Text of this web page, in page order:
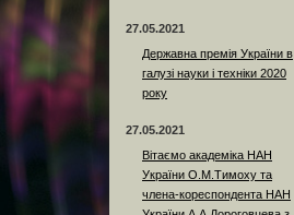
27.05.2021
Державна премія України в
галузі науки і техніки 2020
року
27.05.2021
Вітаємо академіка НАН
України О.М.Тимоху та
члена-кореспондента НАН